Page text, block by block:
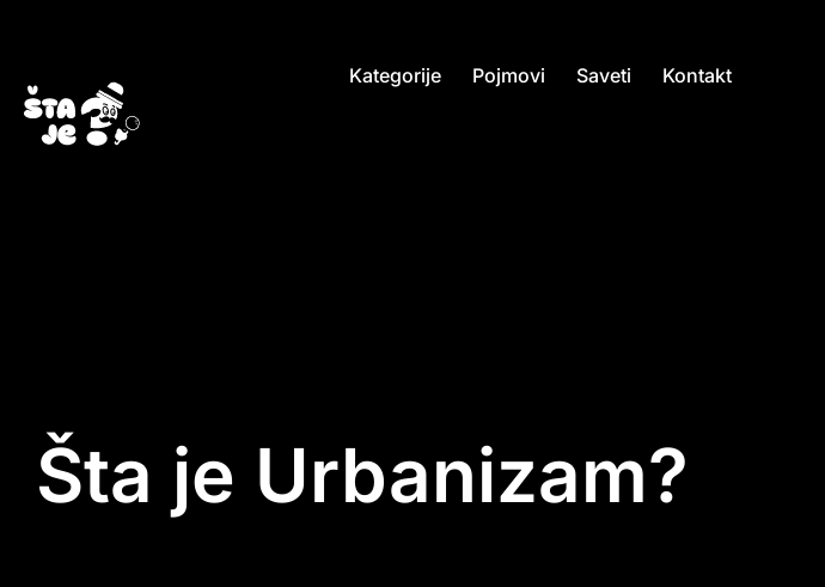
Kategorije Pojmovi Saveti Kontakt
Šta je Urbanizam?